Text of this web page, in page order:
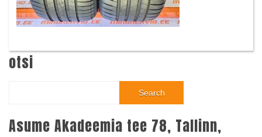
otsi
Search
Asume Akadeemia tee 78, Tallinn,